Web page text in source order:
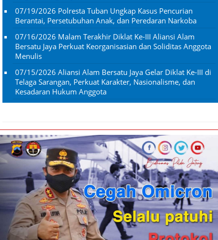
07/19/2026 Polresta Tuban Ungkap Kasus Pencurian
Berantai, Persetubuhan Anak, dan Peredaran Narkoba
07/16/2026 Malam Terakhir Diklat Ke-III Aliansi Alam
Bersatu Jaya Perkuat Keorganisasian dan Soliditas Anggota
Menulis
07/15/2026 Aliansi Alam Bersatu Jaya Gelar Diklat Ke-III di
Telaga Sarangan, Perkuat Karakter, Nasionalisme, dan
Kesadaran Hukum Anggota